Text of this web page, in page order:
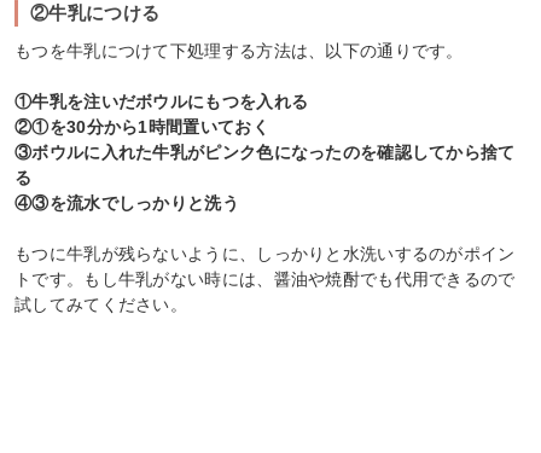
②牛乳につける
もつを牛乳につけて下処理する方法は、以下の通りです。
①牛乳を注いだボウルにもつを入れる
②①を30分から1時間置いておく
③ボウルに入れた牛乳がピンク色になったのを確認してから捨て
る
④③を流水でしっかりと洗う
もつに牛乳が残らないように、しっかりと水洗いするのがポイン
トです。もし牛乳がない時には、醤油や焼酎でも代用できるので
試してみてください。